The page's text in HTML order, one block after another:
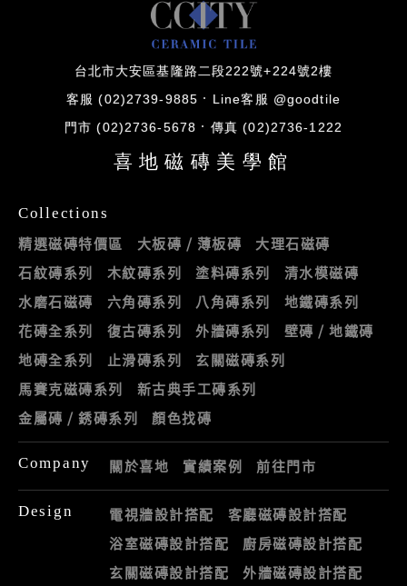
台北市大安區基隆路二段222號+224號2樓
客服 (02)2739-9885 Line客服 @goodtile
門市 (02)2736-5678 傳真 (02)2736-1222
喜地磁磚美學館
Collections
精選磁磚特價區 大板磚 / 薄板磚
大理石磁磚
石紋磚系列
木紋磚系列 塗料磚系列
清水模磁磚
水磨石磁磚
六角磚系列 八角磚系列
地鐵磚系列
花磚全系列
復古磚系列 外牆磚系列
壁磚 / 地鐵磚
地磚全系列
止滑磚系列
玄關磁磚系列
馬賽克磁磚系列
新古典手工磚系列
金屬磚 / 銹磚系列
顏色找磚
Company 關於喜地 實績案例 前往門市
Design 電視牆設計搭配
客廳磁磚設計搭配
浴室磁磚設計搭配
廚房磁磚設計搭配
玄關磁磚設計搭配
外牆磁磚設計搭配